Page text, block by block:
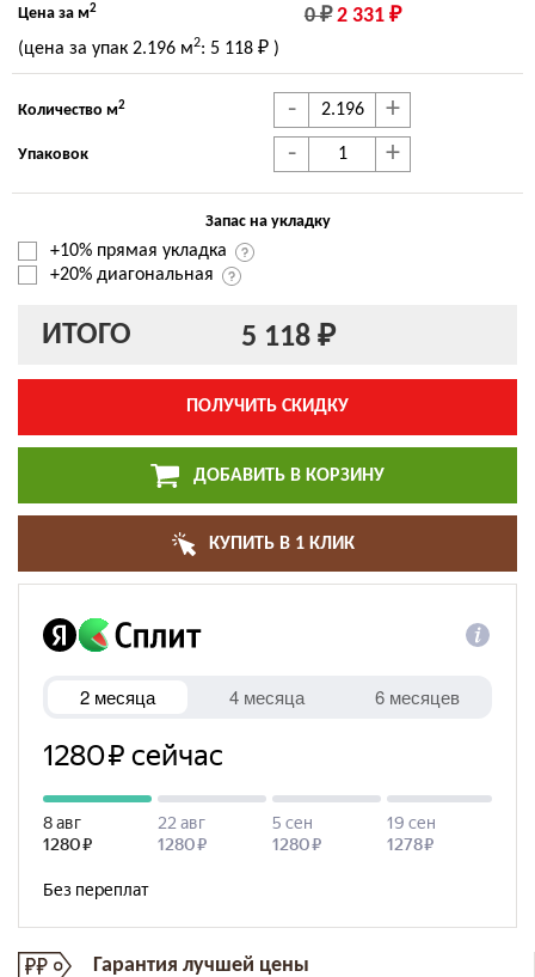
Цена за м2 0 ₽ 2 331 ₽
(цена за упак 2.196 м2: 5 118 ₽ )
Количество м2 - +
Упаковок - +
Запас на укладку
+10% прямая укладка
+20% диагональная
ИТОГО 5 118 ₽
ПОЛУЧИТЬ СКИДКУ
ДОБАВИТЬ В КОРЗИНУ
КУПИТЬ В 1 КЛИК
Гарантия лучшей цены